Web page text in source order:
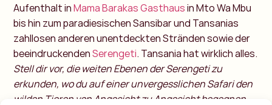
Aufenthalt inMama Barakas Gasthausin Mto Wa Mbu
bis hin zum paradiesischen Sansibar und Tansanias
zahllosen anderen unentdeckten Stränden sowie der
beeindruckendenSerengeti. Tansania hat wirklich alles.
Stell dir vor, die weiten Ebenen der Serengeti zu
erkunden, wo du auf einer unvergesslichen Safari den
wilden Tieren von Angesicht zu Angesicht begegnen